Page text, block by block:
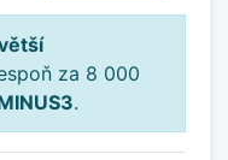
za 8 000
.